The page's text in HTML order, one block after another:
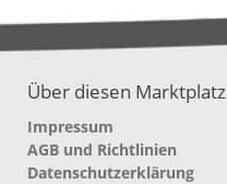
Über diesen Marktplatz
Impressum
AGB und Richtlinien
Datenschutzerklärung